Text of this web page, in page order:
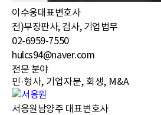
이수웅대표변호사
전)부장판사, 검사, 기업법무
02-6959-7550
hulcs94@naver.com
전문 분야
민·형사, 기업자문, 회생, M&A
서응원남양주 대표변호사